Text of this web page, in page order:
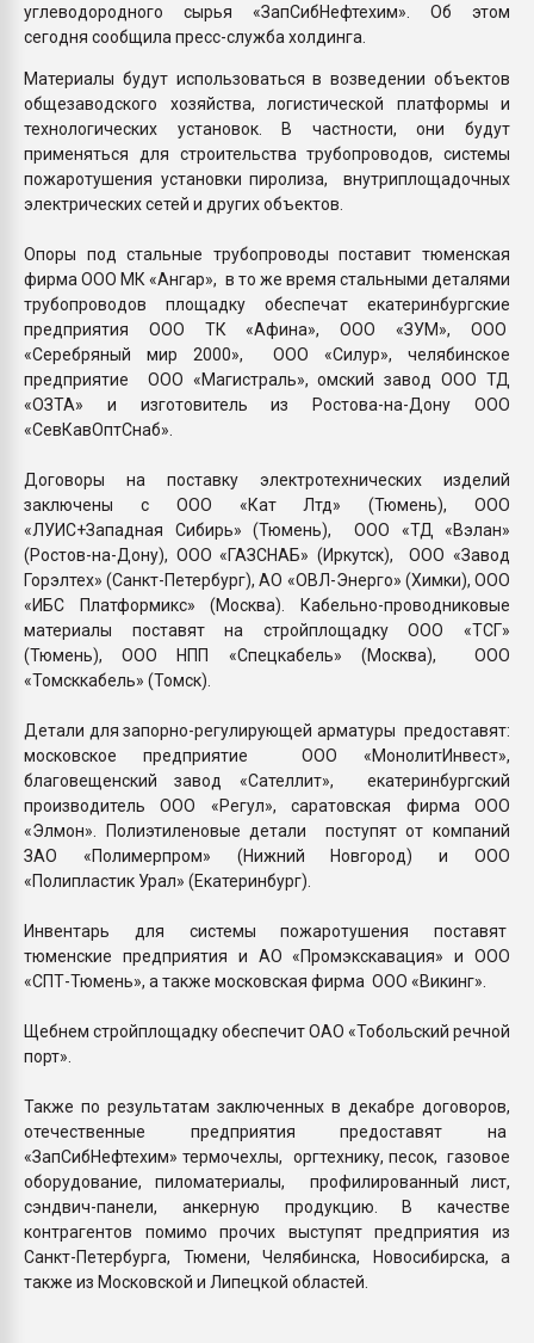
углеводородного сырья «ЗапСибНефтехим». Об этом
сегодня сообщила пресс-служба холдинга.
Материалы будут использоваться в возведении объектов
общезаводского хозяйства, логистической платформы и
технологических установок. В частности, они будут
применяться для строительства трубопроводов, системы
пожаротушения установки пиролиза, внутриплощадочных
электрических сетей и других объектов.
Опоры под стальные трубопроводы поставит тюменская
фирма ООО МК «Ангар», в то же время стальными деталями
трубопроводов площадку обеспечат екатеринбургские
предприятия ООО ТК «Афина», ООО «ЗУМ», ООО
«Серебряный мир 2000», ООО «Силур», челябинское
предприятие ООО «Магистраль», омский завод ООО ТД
«ОЗТА» и изготовитель из Ростова-на-Дону ООО
«СевКавОптСнаб».
Договоры на поставку электротехнических изделий
заключены с ООО «Кат Лтд» (Тюмень), ООО
«ЛУИС+Западная Сибирь» (Тюмень), ООО «ТД «Вэлан»
(Ростов-на-Дону), ООО «ГАЗСНАБ» (Иркутск), ООО «Завод
Горэлтех» (Санкт-Петербург), АО «ОВЛ-Энерго» (Химки), ООО
«ИБС Платформикс» (Москва). Кабельно-проводниковые
материалы поставят на стройплощадку ООО «ТСГ»
(Тюмень), ООО НПП «Спецкабель» (Москва), ООО
«Томсккабель» (Томск).
Детали для запорно-регулирующей арматуры предоставят:
московское предприятие ООО «МонолитИнвест»,
благовещенский завод «Сателлит», екатеринбургский
производитель ООО «Регул», саратовская фирма ООО
«Элмон». Полиэтиленовые детали поступят от компаний
ЗАО «Полимерпром» (Нижний Новгород) и ООО
«Полипластик Урал» (Екатеринбург).
Инвентарь для системы пожаротушения поставят
тюменские предприятия и АО «Промэкскавация» и ООО
«СПТ-Тюмень», а также московская фирма ООО «Викинг».
Щебнем стройплощадку обеспечит ОАО «Тобольский речной
порт».
Также по результатам заключенных в декабре договоров,
отечественные предприятия предоставят на
«ЗапСибНефтехим» термочехлы, оргтехнику, песок, газовое
оборудование, пиломатериалы, профилированный лист,
сэндвич-панели, анкерную продукцию. В качестве
контрагентов помимо прочих выступят предприятия из
Санкт-Петербурга, Тюмени, Челябинска, Новосибирска, а
также из Московской и Липецкой областей.